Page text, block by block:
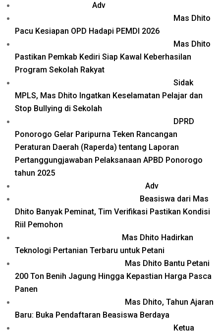
Adv
Mas Dhito
Pacu Kesiapan OPD Hadapi PEMDI 2026
Mas Dhito
Pastikan Pemkab Kediri Siap Kawal Keberhasilan
Program Sekolah Rakyat
Sidak
MPLS, Mas Dhito Ingatkan Keselamatan Pelajar dan
Stop Bullying di Sekolah
DPRD
Ponorogo Gelar Paripurna Teken Rancangan
Peraturan Daerah (Raperda) tentang Laporan
Pertanggungjawaban Pelaksanaan APBD Ponorogo
tahun 2025
Adv
Beasiswa dari Mas
Dhito Banyak Peminat, Tim Verifikasi Pastikan Kondisi
Riil Pemohon
Mas Dhito Hadirkan
Teknologi Pertanian Terbaru untuk Petani
Mas Dhito Bantu Petani
200 Ton Benih Jagung Hingga Kepastian Harga Pasca
Panen
Mas Dhito, Tahun Ajaran
Baru: Buka Pendaftaran Beasiswa Berdaya
Ketua